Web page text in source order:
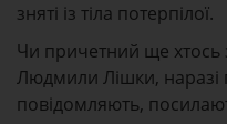
зняті із тіла потерпілої.
Чи причетний ще хтось
Людмили Лішки, наразі
повідомляють,